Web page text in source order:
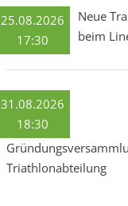
25.08.2026
17:30
Neue
beim
31.08.2026
18:30
Triathlonabteilung